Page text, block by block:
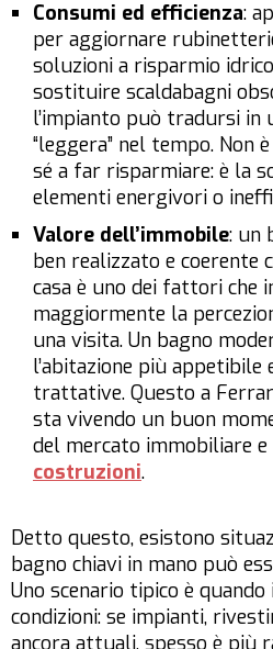
Consumi ed efficienza:
per aggiornare
soluzioni a risparmio
sostituire scaldabagni
l’impianto può tradursi in
“leggera” nel tempo.
sé a far risparmiare: è la
elementi energivori o
Valore dell’immobile: un
ben realizzato e coerente
casa è uno dei fattori che
maggiormente la
una visita. Un bagno
l’abitazione più appetibile
trattative. Questo a
sta vivendo un buon
del mercato immobiliare e
costruzioni.
Detto questo, esistono
bagno chiavi in mano può
Uno scenario tipico è
condizioni: se impianti,
ancora attuali, spesso è più